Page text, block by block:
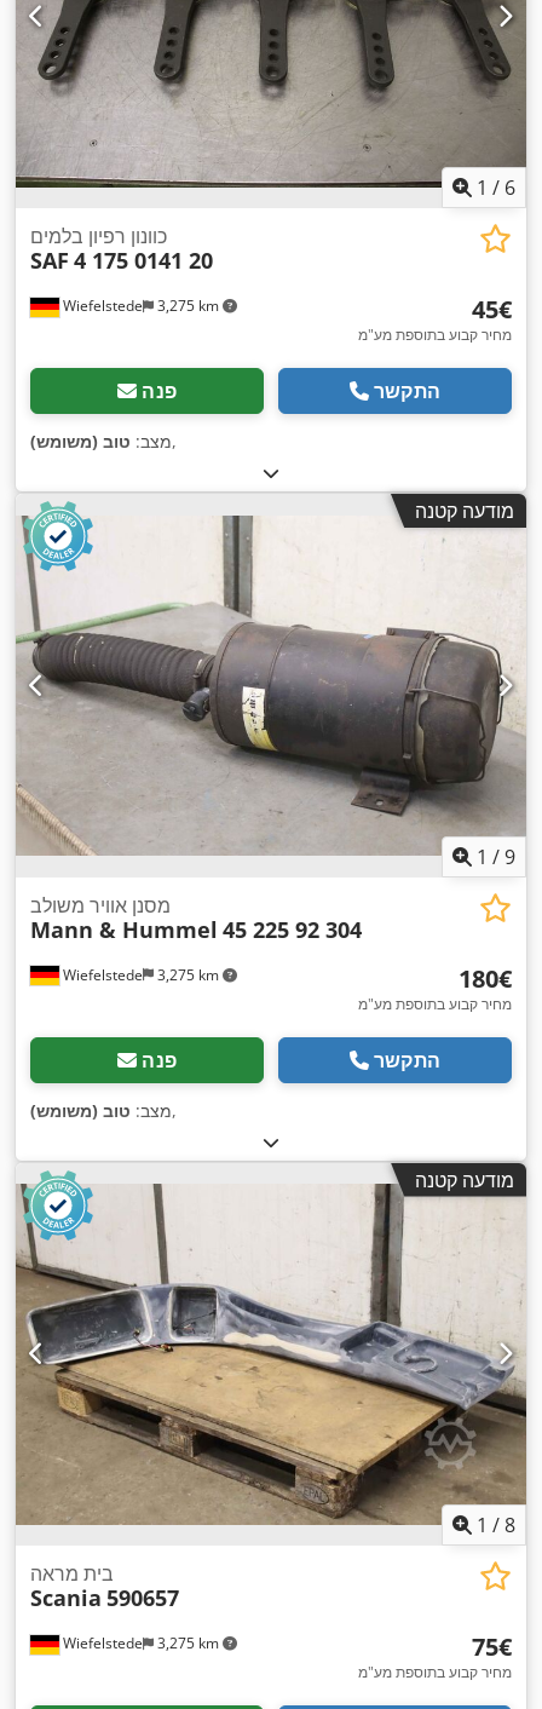
1 / 6
Wiefelstede 3,275 km
כוונון רפיון בלמים
SAF 4 175 0141 20
‏45 ‏€
מחיר קבוע בתוספת מע"מ
פנה התקשר
מצב: טוב (משומש) ,
מודעה קטנה
1 /9
Wiefelstede 3,275 km
מסנן אוויר משולב
Mann & Hummel 45 225 92 304
‏180 ‏€
מחיר קבוע בתוספת מע"מ
פנה התקשר
מצב: טוב (משומש) ,
מודעה קטנה
1 /8
Wiefelstede 3,275 km
בית מראה
Scania 590657
‏75 ‏€
מחיר קבוע בתוספת מע"מ